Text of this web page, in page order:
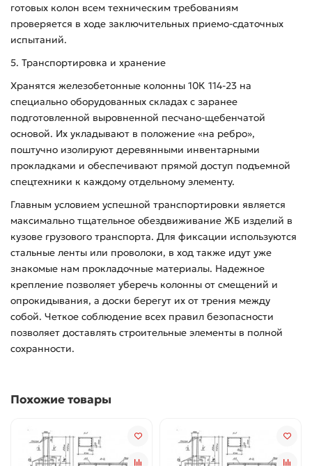
готовых колон всем техническим требованиям
проверяется в ходе заключительных приемо-сдаточных
испытаний.
5. Транспортировка и хранение
Хранятся железобетонные колонны 10К 114-23 на
специально оборудованных складах с заранее
подготовленной выровненной песчано-щебенчатой
основой. Их укладывают в положение «на ребро»,
поштучно изолируют деревянными инвентарными
прокладками и обеспечивают прямой доступ подъемной
спецтехники к каждому отдельному элементу.
Главным условием успешной транспортировки является
максимально тщательное обездвиживание ЖБ изделий в
кузове грузового транспорта. Для фиксации используются
стальные ленты или проволоки, в ход также идут уже
знакомые нам прокладочные материалы. Надежное
крепление позволяет уберечь колонны от смещений и
опрокидывания, а доски берегут их от трения между
собой. Четкое соблюдение всех правил безопасности
позволяет доставлять строительные элементы в полной
сохранности.
Похожие товары